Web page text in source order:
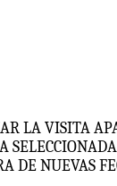
LA VISITA
DE NUEVAS